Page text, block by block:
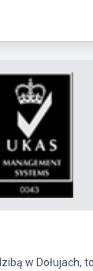
w Dołujach,